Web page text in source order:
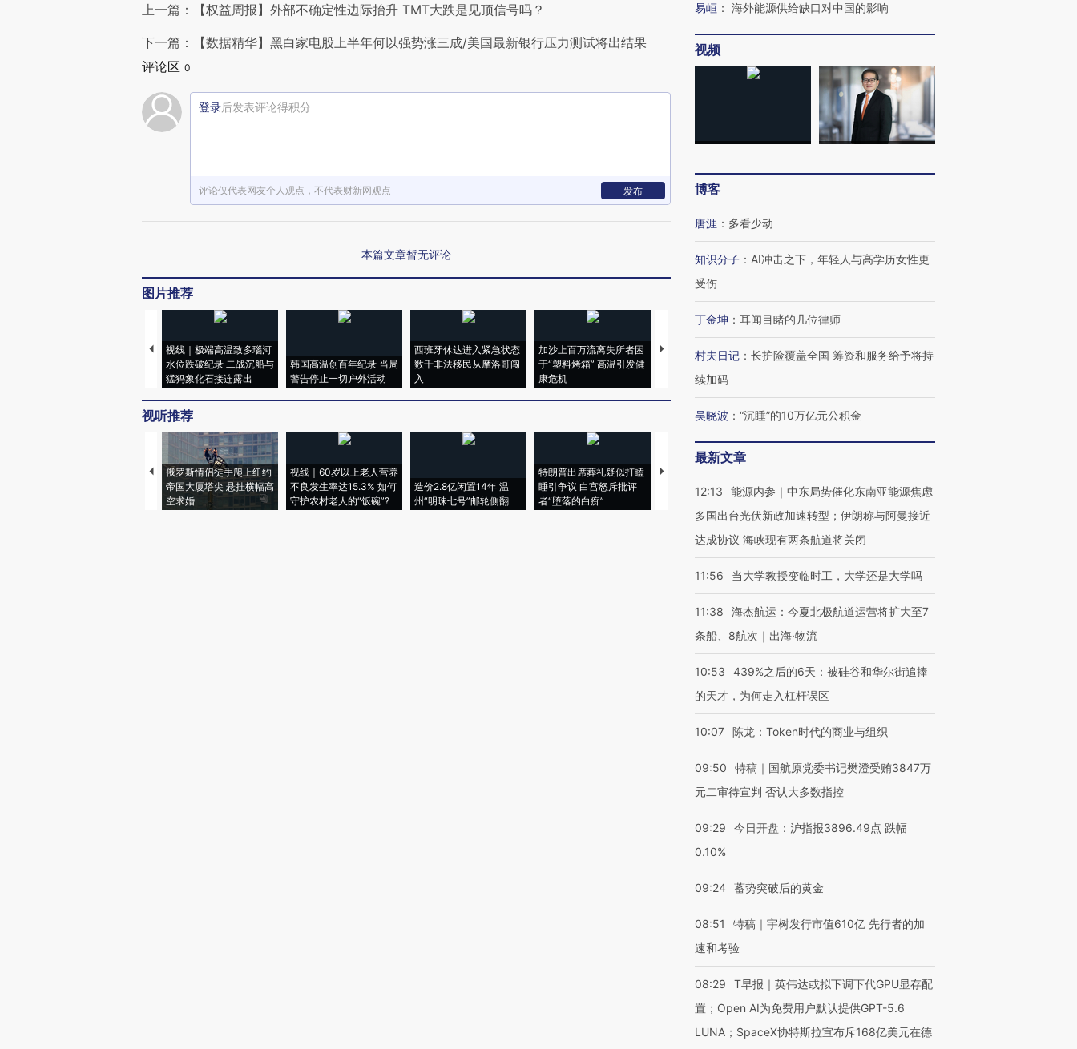
上一篇：【权益周报】外部不确定性边际抬升 TMT大跌是见顶信号吗？
下一篇：【数据精华】黑白家电股上半年何以强势涨三成/美国最新银行压力测试将出结果
评论区 0
登录后发表评论得积分
评论仅代表网友个人观点，不代表财新网观点 发布
本篇文章暂无评论
图片推荐
视线｜极端高温致多瑙河
水位跌破纪录 二战沉船与
猛犸象化石接连露出
韩国高温创百年纪录 当局
警告停止一切户外活动
西班牙休达进入紧急状态
数千非法移民从摩洛哥闯
入
加沙上百万流离失所者困
于“塑料烤箱” 高温引发健
康危机
视线｜HYROX的吸金
术：是什么让中产们甘
心“花钱找虐”？
马航飞行员跨国走私7万
粒摇头丸 尿检体内含3种
视线｜被称为“蟑螂”的印
度Z世代 用街头抗争将教
视听推荐
俄罗斯情侣徒手爬上纽约
帝国大厦塔尖 悬挂横幅高
空求婚
视线｜60岁以上老人营养
不良发生率达15.3% 如何
守护农村老人的“饭碗”?
造价2.8亿闲置14年 温
州“明珠七号”邮轮侧翻
特朗普出席葬礼疑似打瞌
睡引争议 白宫怒斥批评
者“堕落的白痴”
视线｜全球最热百城独占
97个 印度如何熬过48°C
38岁梅西上演帽子戏法
阿根廷3-0阿尔及利亚
围棋失利的邓煜 两位菲尔
兹奖得主的“非天才”拼图
易峘 ： 海外能源供给缺口对中国的影响
视频
博客
唐涯 ： 多看少动
知识分子 ： AI冲击之下，年轻人与高学历女性更
受伤
丁金坤 ： 耳闻目睹的几位律师
村夫日记 ： 长护险覆盖全国 筹资和服务给予将持
续加码
吴晓波 ： “沉睡”的10万亿元公积金
最新文章
12:13
能源内参｜中东局势催化东南亚能源焦虑
多国出台光伏新政加速转型；伊朗称与阿曼接近
达成协议 海峡现有两条航道将关闭
11:56 当大学教授变临时工，大学还是大学吗
11:38
海杰航运：今夏北极航道运营将扩大至7
条船、8航次｜出海·物流
10:53
439%之后的6天：被硅谷和华尔街追捧
的天才，为何走入杠杆误区
10:07 陈龙：Token时代的商业与组织
09:50
特稿｜国航原党委书记樊澄受贿3847万
元二审待宣判 否认大多数指控
09:29
今日开盘：沪指报3896.49点 跌幅
0.10%
09:24 蓄势突破后的黄金
08:51
特稿｜宇树发行市值610亿 先行者的加
速和考验
08:29
T早报｜英伟达或拟下调下代GPU显存配
置；Open AI为免费用户默认提供GPT-5.6
LUNA；SpaceX协特斯拉宣布斥168亿美元在德